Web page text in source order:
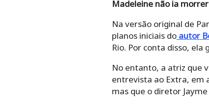
Madeleine não ia
Na versão original de
planos iniciais doautor
Rio. Por conta disso,
No entanto, a atriz que
entrevista ao Extra, em
mas que o diretor